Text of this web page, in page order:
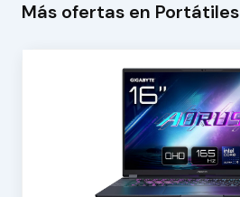
Más ofertas en Portátiles